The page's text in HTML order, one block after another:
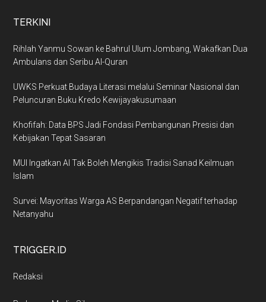
TERKINI
Rihlah Yanmu Sowan ke Bahrul Ulum Jombang, Wakafkan Dua
Ambulans dan Seribu Al-Quran
UWKS Perkuat Budaya Literasi melalui Seminar Nasional dan
Peluncuran Buku Kredo Kewijayakusumaan
Khofifah: Data BPS Jadi Fondasi Pembangunan Presisi dan
Kebijakan Tepat Sasaran
MUI Ingatkan AI Tak Boleh Mengikis Tradisi Sanad Keilmuan
Islam
Survei: Mayoritas Warga AS Berpandangan Negatif terhadap
Netanyahu
TRIGGER.ID
Redaksi